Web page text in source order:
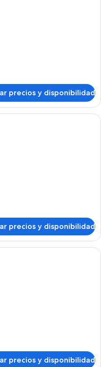
precios y disponibilidad
de hotel con dos camas,
precios y disponibilidad
habitación de hotel con dos
precios y disponibilidad